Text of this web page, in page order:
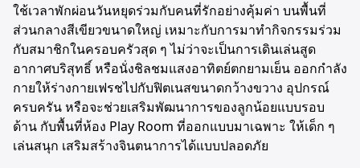
ใช้เวลาพักผ่อนวันหยุดร่วมกับคนที่รักอย่างคุ้มค่า บนพื้นที่
ส่วนกลางสีเขียวขนาดใหญ่ เหมาะกับการมาทำกิจกรรมร่วม
กับสมาชิกในครอบครัวสุด ๆ ไม่ว่าจะเป็นการเดินเล่นสูด
อากาศบริสุทธิ์ หรือนั่งชิลชมแสงอาทิตย์ตกยามเย็น ออกกำลัง
กายให้ร่างกายเฟรชไปกับฟิตเนสขนาดกว้างขวาง อุปกรณ์
ครบครัน หรือจะช่วยเสริมพัฒนาการของลูกน้อยแบบรอบ
ด้าน กับพื้นที่ห้อง Play Room ที่ออกแบบมาเฉพาะ ให้เด็ก ๆ
เล่นสนุก เสริมสร้างจินตนาการได้แบบปลอดภัย